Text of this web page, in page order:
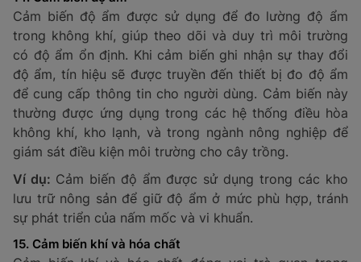
của chất lỏng, chất rắn hoặc khí trong các thùng chứa.
Chức năng của cảm biến mức là đảm bảo chất liệu đã
đạt đến ngưỡng yêu cầu, giúp điều chỉnh quá trình tự
động hóa trong các ngành công nghiệp.
Ví dụ:Cảm biến mức được ứng dụng trong các bể
chứa hóa chất, giám sát mực nước trong các hồ chứa,
hoặc trong các thùng dầu trong nhà máy. Cảm biến
này giúp ngừng cấp thêm chất lỏng khi mức đã đạt
13. Cảm biến rò rỉ
Cảm biến rò rỉ có khả năng phát hiện sự rò rỉ của các
này giúp xác định những vị trí có thể xảy ra rò rỉ như